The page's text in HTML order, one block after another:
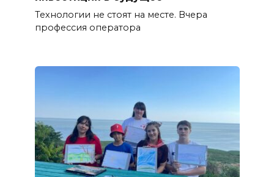
Технологии не стоят на месте. Вчера
профессия оператора